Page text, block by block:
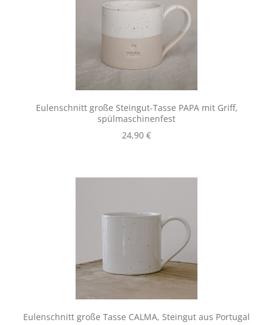
Eulenschnitt große Steingut-Tasse PAPA mit Griff,
spülmaschinenfest
Regulärer Preis:
24,90 €
Eulenschnitt große Tasse CALMA, Steingut aus Portugal